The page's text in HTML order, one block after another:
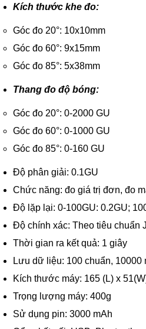
Kích thước khe đo:
Góc đo 20°: 10x10mm
Góc đo 60°: 9x15mm
Góc đo 85°: 5x38mm
Thang đo độ bóng:
Góc đo 20°: 0-2000 GU
Góc đo 60°: 0-1000 GU
Góc đo 85°: 0-160 GU
Độ phân giải: 0.1GU
Chức năng: đo giá trị đơn, đo
Độ lặp lại: 0-100GU: 0.2GU;
Độ chính xác: Theo tiêu chuẩn
Thời gian ra kết quả: 1 giây
Lưu dữ liệu: 100 chuẩn, 10000
Kích thước máy: 165 (L) x
Trọng lượng máy: 400g
Sử dụng pin: 3000 mAh